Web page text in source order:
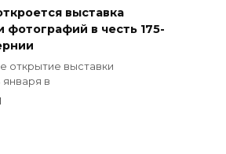
выставка
фотографий в честь 175-
открытие выставки
января в